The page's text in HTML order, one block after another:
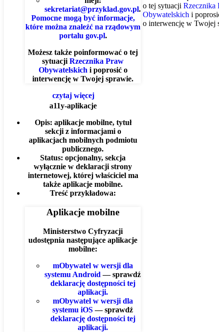
sekretariat@przyklad.gov.pl.
Pomocne mogą być informacje,
które można znaleźć na rządowym
portalu gov.pl.
Możesz także poinformować o tej
sytuacji Rzecznika Praw
Obywatelskich i poprosić o
interwencję w Twojej sprawie.
czytaj więcej
o tej sytuacji Rzecznika
Obywatelskich i
o interwencję w Twojej
a11y-aplikacje
Opis: aplikacje mobilne, tytuł
sekcji z informacjami o
aplikacjach mobilnych podmiotu
publicznego.
Status: opcjonalny, sekcja
wyłącznie w deklaracji strony
internetowej, której właściciel ma
także aplikacje mobilne.
Treść przykładowa:
Aplikacje mobilne
Ministerstwo Cyfryzacji
udostępnia następujące aplikacje
mobilne:
mObywatel w wersji dla
systemu Android — sprawdź
deklarację dostępności tej
aplikacji.
mObywatel w wersji dla
systemu iOS— sprawdź
deklarację dostępności tej
aplikacji.